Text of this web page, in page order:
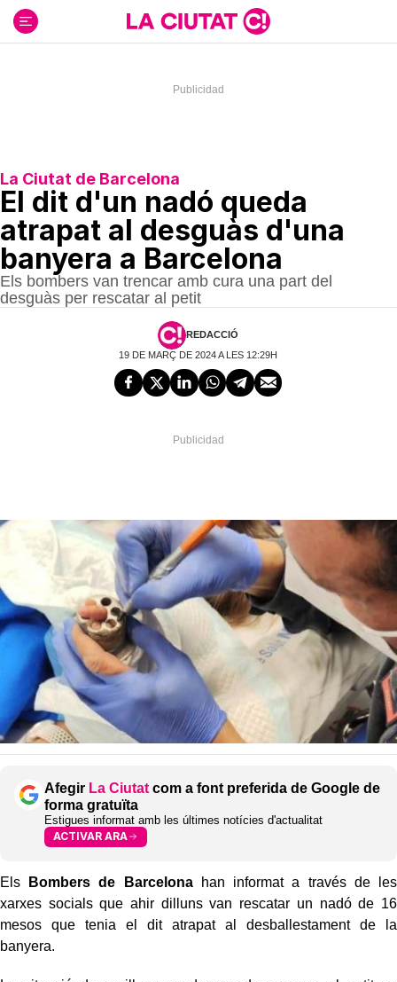
contenido
La Ciutat de Barcelona
El dit d'un nadó queda
atrapat al desguàs d'una
banyera a Barcelona
Els bombers van trencar amb cura una part del
desguàs per rescatar al petit
REDACCIÓ
19 DE MARÇ DE 2024 A LES 12:29H
Afegir La Ciutat com a font preferida de Google de
forma gratuïta
Estigues informat amb les últimes notícies d'actualitat
ACTIVAR ARA
Els Bombers de Barcelonahan informat a través de les
xarxes socials que ahir dilluns van rescatar un nadó de 16
mesos que tenia el dit atrapat al desballestament de la
banyera.